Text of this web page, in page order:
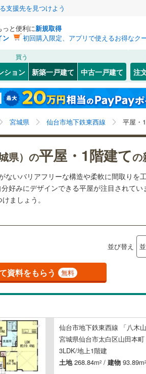
支援先を見つけよう
っと便利に新規取得
ン
初回購入限定、アプリで使えるお得なク
買う
ション 新築一戸建て 中古一戸建て 注
宮城県 仙台市地下鉄東西線 平屋・
県）の平屋・1階建ての
ないバリアフリーな構造や柔軟に間取りを
好みにデザインできる平屋が注目されて
ましょう。
並び替え
資料をもらう 無料
仙台市地下鉄東西線 「八木
宮城県仙台市太白区山田本町
3LDK/地上1階建
土地268.84m2 / 建物 93.89m2
岩手 宮城 秋田
神奈川 埼玉 千
長野 富山
岐阜 静岡 三
兵庫
島根 岡山 広
高
佐賀 長崎
この条件で検索する
(3) 宮城野
(1) 泉区(7)
(0) 塩竈市(
(0) 名取市(
市( 0) 岩沼市(
(1) 東松島
伊具郡
元町(0)
加美
谷町(1) 遠田郡
南三陸町(
この条件で検索する
この
(6) 常磐線(
(5) 石巻線(
(0) 陸羽東線
線(5)
地下鉄南北線(11 ) 仙台市
行(1) 仙台空
この条件で検索する
(0) 国際センター (0) (0)
この
（0） オール
台以上（2） ビルト
タ付インターホン
防犯カ
建ち方、日当たり
以上（2） 角地（0
（ 1）
設計
（1）
住宅（ 2
大規模
この
検索条件を保存
この検索条件の新着物件通知は、 マイ
保存した条件を
宮城県、仙台市地下鉄東西線
件付き土地を含む、間取り未
検索条件を
閉じる お気
閉じる
閉じる お気
閉じる